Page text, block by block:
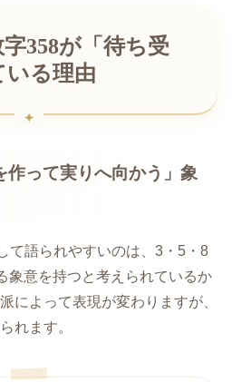
358が「待ち受
いる理由
作って実りへ向かう」象
て語られやすいのは、3・5・8
象意を持つと考えられているか
によって表現が変わりますが、
れます。